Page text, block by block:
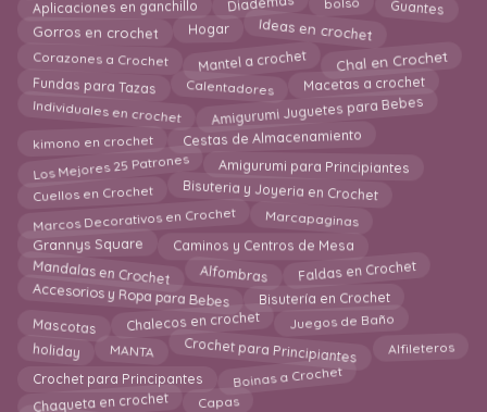
Aplicaciones en ganchillo Diademas bolso
Gorros en crochet Hogar Ideas en crochet
Corazones a Crochet Mantel a crochet Chal en Crochet
Fundas para Tazas Calentadores Macetas a crochet
Individuales en crochet Amigurumi Juguetes para Bebes
kimono en crochet Cestas de Almacenamiento
Los Mejores 25 Patrones Amigurumi para Principiantes
Cuellos en Crochet Bisuteria y Joyeria en Crochet
Marcos Decorativos en Crochet Marcapaginas
Grannys Square Caminos y Centros de Mesa
Mandalas en Crochet Alfombras Faldas en Crochet
Accesorios y Ropa para Bebes Bisutería en Crochet
Mascotas Chalecos en crochet Juegos de Baño
holiday MANTA Crochet para Principiantes Alfileteros
Crochet para Principantes Boinas a Crochet
Chaqueta en crochet Capas